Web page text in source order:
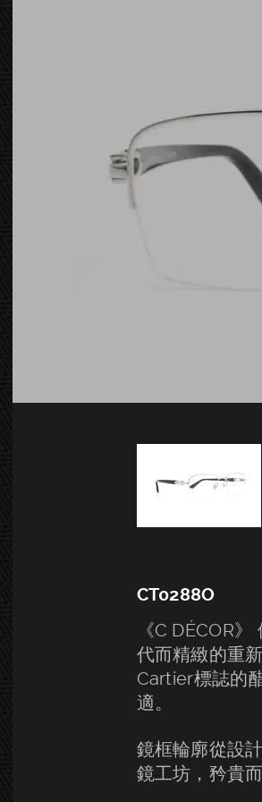
東門．台中－CT0288O
CT0288O
《C DÉCOR
代而精緻的重
Cartier標誌的
適。
鏡框輪廓從設
鏡工坊，矜貴